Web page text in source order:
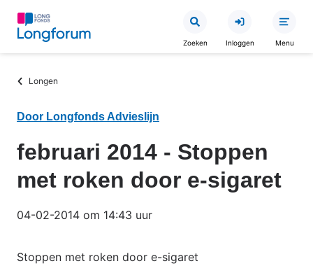
Overslaan
inhoud
Zoeken Inloggen Menu
Kruimelpad
Longen
Door Longfonds Advieslijn
februari 2014 - Stoppen
met roken door e-sigaret
04-02-2014 om 14:43 uur
Stoppen met roken door e-sigaret